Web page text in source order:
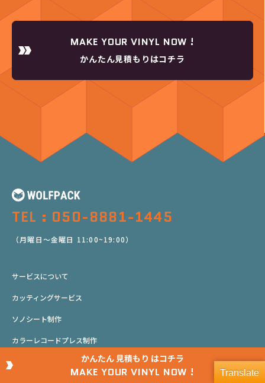
かんたん見積もり はコチラ
MAKE YOUR VINYL NOW !
MAKE YOUR VINYL NOW !
かんたん見積もりはコチラ
TEL : 050-8881-1445
（月曜日～金曜日 11:00~19:00）
サービスについて
カッティングサービス
ソノシート制作
カラーレコードプレス制作
制作ガイド
Translate